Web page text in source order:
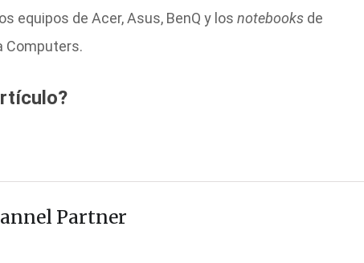
equipos de Acer, Asus, BenQ y los notebooksde
Computers.
Partner